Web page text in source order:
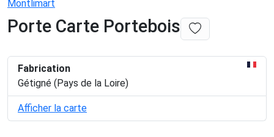
Montlimart
Porte Carte Portebois
Fabrication
Gétigné (Pays de la Loire)
Afficher la carte